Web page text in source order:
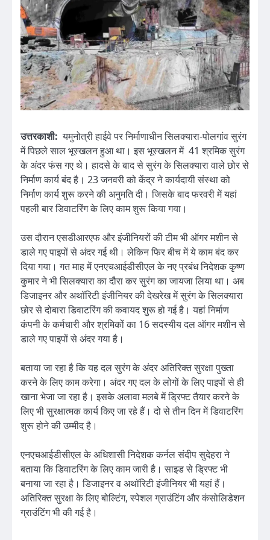
उत्तरकाशी:यमुनोत्री हाईवे पर निर्माणाधीन सिलक्यारा-पोलगांव सुरंग
में पिछले साल भूस्खलन हुआ था। इस भूस्खलन में 41 श्रमिक सुरंग
के अंदर फंस गए थे। हादसे के बाद से सुरंग के सिलक्यारा वाले छोर से
निर्माण कार्य बंद है। 23 जनवरी को केंद्र ने कार्यदायी संस्था को
निर्माण कार्य शुरू करने की अनुमति दी। जिसके बाद फरवरी में यहां
पहली बार डिवाटरिंग के लिए काम शुरू किया गया।
उस दौरान एसडीआरएफ और इंजीनियरों की टीम भी ऑगर मशीन से
डाले गए पाइपों से अंदर गई थी। लेकिन फिर बीच में ये काम बंद कर
दिया गया। गत माह में एनएचआईडीसीएल के नए प्रबंध निदेशक कृष्ण
कुमार ने भी सिलक्यारा का दौरा कर सुरंग का जायजा लिया था। अब
डिजाइनर और अथॉरिटी इंजीनियर की देखरेख में सुरंग के सिलक्यारा
छोर से दोबारा डिवाटरिंग की कवायद शुरू हो गई है। यहां निर्माण
कंपनी के कर्मचारी और श्रमिकों का 16 सदस्यीय दल ऑगर मशीन से
डाले गए पाइपों से अंदर गया है।
बताया जा रहा है कि यह दल सुरंग के अंदर अतिरिक्त सुरक्षा पुख्ता
करने के लिए काम करेगा। अंदर गए दल के लोगों के लिए पाइपों से ही
खाना भेजा जा रहा है। इसके अलावा मलबे में ड्रिफ्ट तैयार करने के
लिए भी सुरक्षात्मक कार्य किए जा रहे हैं। दो से तीन दिन में डिवाटरिंग
शुरू होने की उम्मीद है।
एनएचआईडीसीएल के अधिशासी निदेशक कर्नल संदीप सुदेहरा ने
बताया कि डिवाटरिंग के लिए काम जारी है। साइड से ड्रिफ्ट भी
बनाया जा रहा है। डिजाइनर व अथॉरिटी इंजीनियर भी यहां हैं।
अतिरिक्त सुरक्षा के लिए बोल्टिंग, स्पेशल ग्राउंटिंग और कंसोलिडेशन
ग्राउंटिंग भी की गई है।